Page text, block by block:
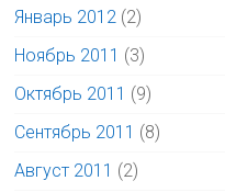
Январь 2012 (2)
Ноябрь 2011 (3)
Октябрь 2011 (9)
Сентябрь 2011 (8)
Август 2011 (2)